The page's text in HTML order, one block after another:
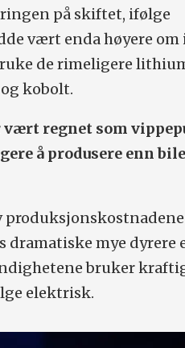
på skiftet, ifølge
vært enda høyere om
de rimeligere
kobolt.
regnet som
å produsere enn
dramatiske mye dyrere
bruker
elektrisk.